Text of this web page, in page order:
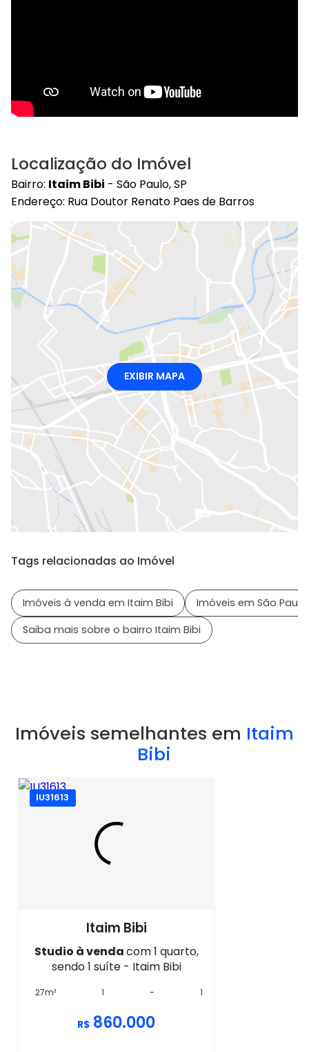
Localização do Imóvel
Bairro: Itaim Bibi - São Paulo, SP
Endereço: Rua Doutor Renato Paes de Barros
EXIBIR MAPA
Tags relacionadas ao Imóvel
Imóveis à venda em Itaim Bibi
Imóveis em São Paulo
Saiba mais sobre o bairro Itaim Bibi
Imóveis semelhantes em Itaim
Bibi
IU31613
Itaim Bibi
Studio à vendacom 1 quarto,
sendo 1 suíte - Itaim Bibi
27m² 1 - 1
R$ 860.000